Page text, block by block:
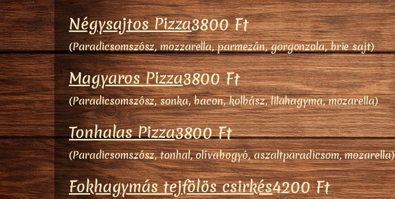
Négysajtos Pizza3800 Ft
(Paradicsomszósz, mozzarella, parmezán, gorgonzola, brie sajt)
Magyaros Pizza3800 Ft
(Paradicsomszósz, sonka, bacon, kolbász, lilahagyma, mozarella)
Tonhalas Pizza3800 Ft
(Paradicsomszósz, tonhal, olívabogyó, aszaltparadicsom, mozarella)
Fokhagymás tejfölös csirkés4200 Ft